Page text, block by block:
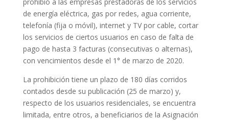
de energía eléctrica, gas por redes, agua corriente,
telefonía (fija o móvil), internet y TV por cable, cortar
los servicios de ciertos usuarios en caso de falta de
pago de hasta 3 facturas (consecutivas o alternas),
con vencimientos desde el 1° de marzo de 2020.
La prohibición tiene un plazo de 180 días corridos
contados desde su publicación (25 de marzo) y,
respecto de los usuarios residenciales, se encuentra
limitada, entre otros, a beneficiarios de la Asignación